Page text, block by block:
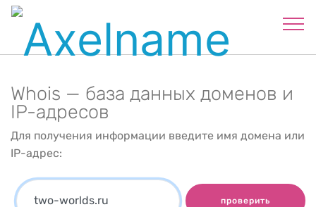
Whois — база данных доменов и
IP-адресов
Для получения информации введите имя домена или
IP-адрес:
проверить